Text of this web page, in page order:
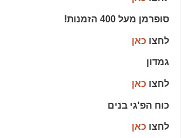
סופרמן מעל 400 הזמנות!
לחצו כאן
גמדון
לחצו כאן
כוח הפ'גי בנים
לחצו כאן